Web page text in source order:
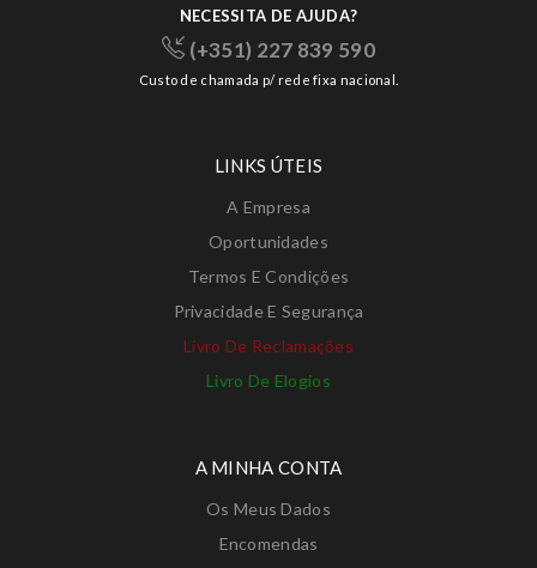
NECESSITA DE AJUDA?
(+351) 227 839 590
Custo de chamada p/ rede fixa nacional.
LINKS ÚTEIS
A Empresa
Oportunidades
Termos E Condições
Privacidade E Segurança
Livro De Reclamações
Livro De Elogios
A MINHA CONTA
Os Meus Dados
Encomendas